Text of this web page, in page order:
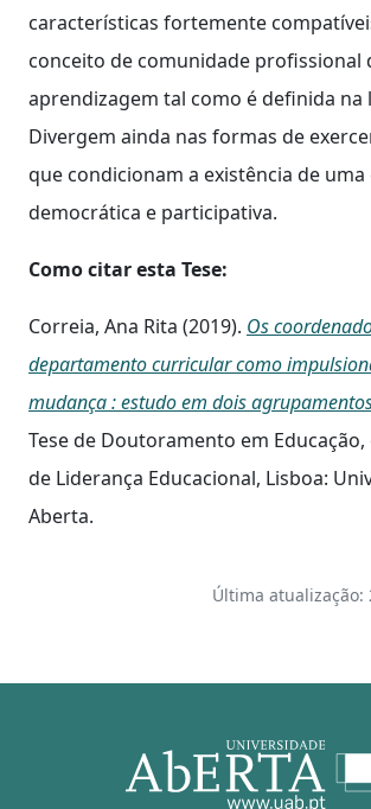
características fortemente
conceito de comunidade profissional
aprendizagem tal como é definida na
Divergem ainda nas formas de
que condicionam a existência de
democrática e participativa.
Como citar esta Tese:
Correia, Ana Rita (2019). Os
departamento curricular como
mudança : estudo em dois
Tese de Doutoramento em
de Liderança Educacional, Lisboa:
Aberta.
Última atualização: